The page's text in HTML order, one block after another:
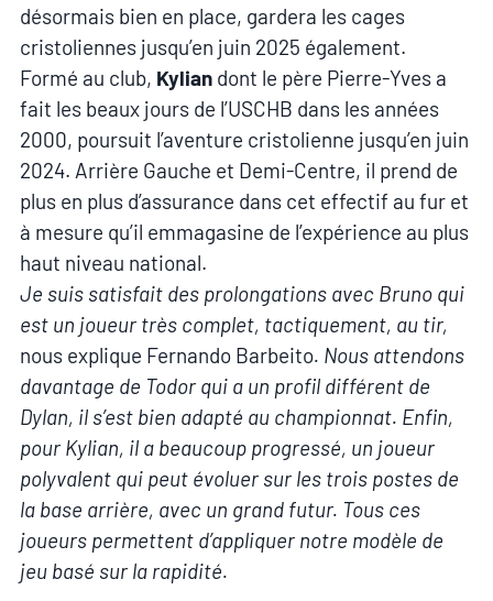
désormais bien en place, gardera les cages
cristoliennes jusqu’en juin 2025 également.
Formé au club, Kyliandont le père Pierre-Yves a
fait les beaux jours de l’USCHB dans les années
2000, poursuit l’aventure cristolienne jusqu’en juin
2024. Arrière Gauche et Demi-Centre, il prend de
plus en plus d’assurance dans cet effectif au fur et
à mesure qu’il emmagasine de l’expérience au plus
haut niveau national.
Je suis satisfait des prolongations avec Bruno qui
est un joueur très complet, tactiquement, au tir,
nous explique Fernando Barbeito. Nous attendons
davantage de Todor qui a un profil différent de
Dylan, il s’est bien adapté au championnat. Enfin,
pour Kylian, il a beaucoup progressé, un joueur
polyvalent qui peut évoluer sur les trois postes de
la base arrière, avec un grand futur. Tous ces
joueurs permettent d’appliquer notre modèle de
jeu basé sur la rapidité.